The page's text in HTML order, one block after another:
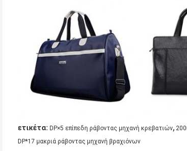
ετικέτα: DP×5 επίπεδη ράβοντας μηχανή κρεβατιών,
DP*17 μακριά ράβοντας μηχανή βραχιόνων